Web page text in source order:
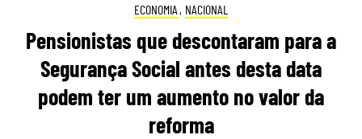
ECONOMIA , NACIONAL
Pensionistas que descontaram para a
Segurança Social antes desta data
podem ter um aumento no valor da
reforma